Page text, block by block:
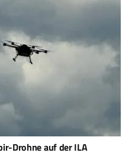
Drohne auf der ILA